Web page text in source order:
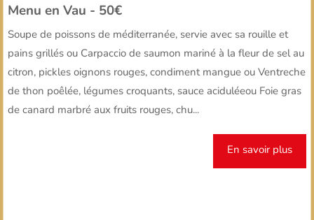
Menu en Vau - 50€
Soupe de poissons de méditerranée, servie avec sa rouille et
pains grillés ou Carpaccio de saumon mariné à la fleur de sel au
citron, pickles oignons rouges, condiment mangue ou Ventreche
de thon poêlée, légumes croquants, sauce aciduléeou Foie gras
de canard marbré aux fruits rouges, chu...
En savoir plus